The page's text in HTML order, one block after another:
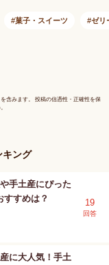
甘味グル
の 詰め合
菓子・スイーツ ゼリ
含みます。 投稿の信憑性・正確性を保
キング
手土産にぴった
すすめは？
19
回答
に大人気！手土